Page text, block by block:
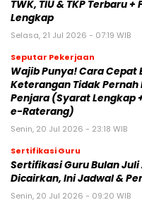
TWK, TIU & TKP Terbaru
Lengkap
Selasa, 21 Jul 2026 - 07:19 WIB
Seputar Pekerjaan
Wajib Punya! Cara Cepat
Keterangan Tidak Pernah
Penjara (Syarat Lengkap
e-Raterang)
Senin, 20 Jul 2026 - 23:18 WIB
Sertifikasi Guru
Sertifikasi Guru Bulan Juli
Dicairkan, Ini Jadwal &
Senin, 20 Jul 2026 - 09:20 WIB